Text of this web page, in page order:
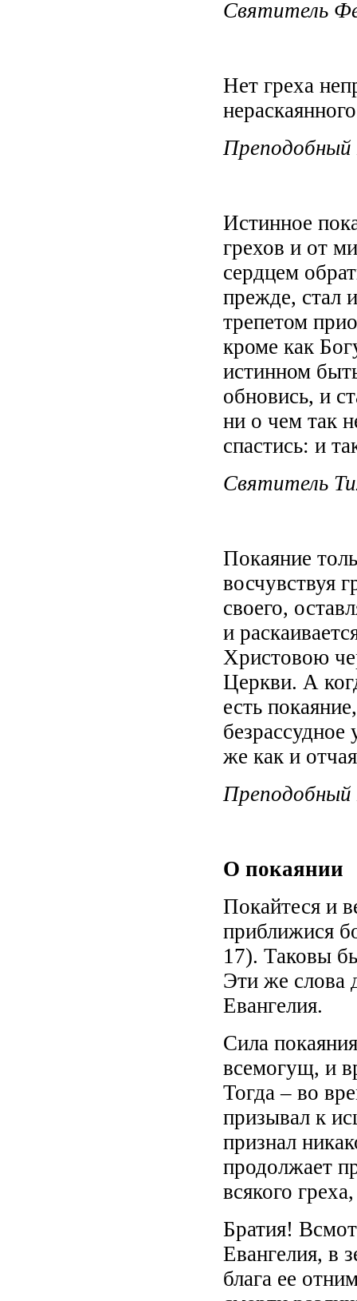
Святитель
Нет греха
Истинное
грехов и от
сердцем
прежде, стал
трепетом
кроме как
истинном
обновись, и
ни о чем так
спастись: и
Святитель
Покаяние
восчувствуя
своего,
и
Христовою
Церкви. А
есть
же как и
О покаянии
Покайтеся и
приближися
17). Таковы
Эти же слова
Евангелия.
Сила
всемогущ, и
Тогда – во
призывал к
признал
продолжает
всякого
Братия!
Евангелия, в
блага ее